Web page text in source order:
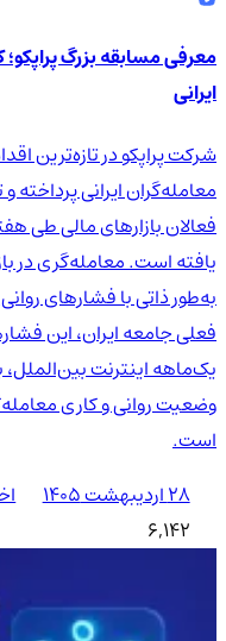
معرفی مسابقه بزرگ پراپکو؛
ایرانی
شرکت پراپکو در تازه‌ترین
معامله‌گران ایرانی پرداخته
فعالان بازارهای مالی طی
یافته است. معامله‌گری در
به‌طور ذاتی با فشارهای
فعلی جامعه ایران، این
یک‌ماهه اینترنت
وضعیت روانی و کاری
است.
۲۸ اردیبهشت ۱۴۰۵
6,142